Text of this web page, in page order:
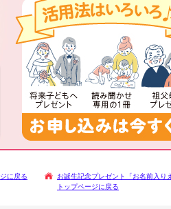
お誕生記念プレゼント「お名前入り
トップページに戻る
に戻る